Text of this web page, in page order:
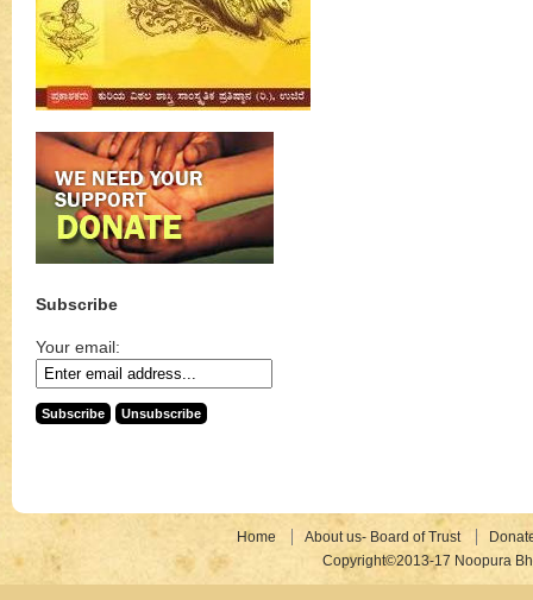
Subscribe
Your email:
Home About us- Board of Trust
Copyright©2013-17 Noopura